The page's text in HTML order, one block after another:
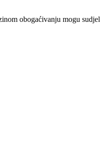
obogaćivanju mogu